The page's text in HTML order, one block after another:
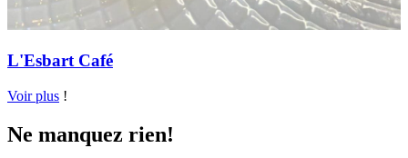
L'Esbart Café
Voir plus !
Ne manquez rien!